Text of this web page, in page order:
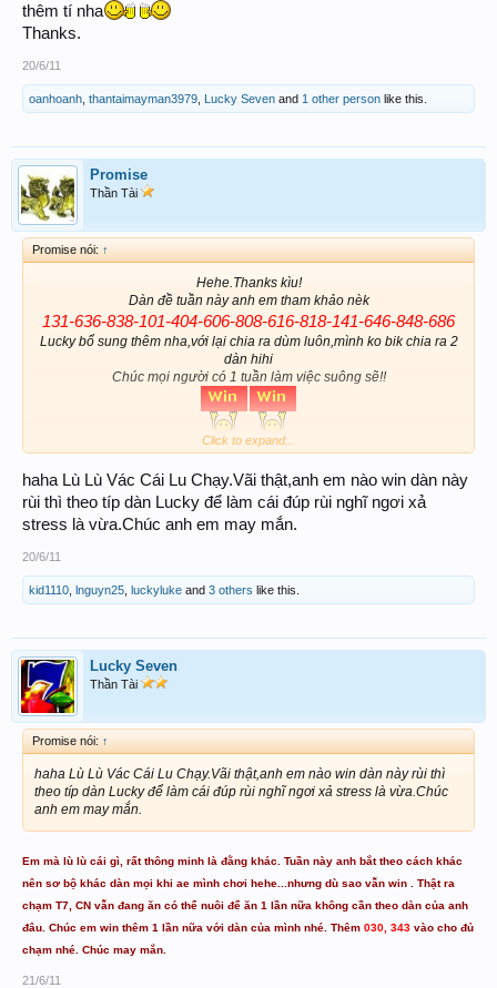
thêm tí nha
Thanks.
20/6/11
oanhoanh thantaimayman3979 Lucky Seven and 1 other person like this.
Promise
Thần Tài
Promise nói: ↑
Hehe.Thanks kìu!
Dàn đề tuần này anh em tham khảo nèk
131-636-838-101-404-606-808-616-818-141-646-848-686
Lucky bổ sung thêm nha,với lại chia ra dùm luôn,mình ko bik chia ra 2
dàn hihi
Chúc mọi người có 1 tuần làm việc suông sẽ!!
Click to expand...
haha Lù Lù Vác Cái Lu Chạy.Vãi thật,anh em nào win dàn này
rùi thì theo típ dàn Lucky để làm cái đúp rùi nghĩ ngơi xả
stress là vừa.Chúc anh em may mắn.
20/6/11
kid1110 lnguyn25 luckyluke and 3 others like this.
Lucky Seven
Thần Tài
Promise nói: ↑
haha Lù Lù Vác Cái Lu Chạy.Vãi thật,anh em nào win dàn này rùi thì
theo típ dàn Lucky để làm cái đúp rùi nghĩ ngơi xả stress là vừa.Chúc
anh em may mắn.
Em mà lù lù cái gì, rất thông minh là đằng khác. Tuần này anh bắt theo cách khác
nên sơ bộ khác dàn mọi khi ae mình chơi hehe...nhưng dù sao vẫn win . Thật ra
chạm T7, CN vẫn đang ăn có thể nuôi để ăn 1 lần nữa không cần theo dàn của anh
đâu. Chúc em win thêm 1 lần nữa với dàn của mình nhé. Thêm 030, 343 vào cho đủ
chạm nhé. Chúc may mắn.
21/6/11